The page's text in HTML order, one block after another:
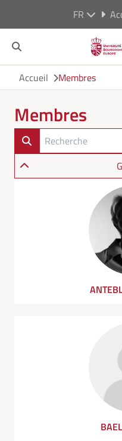
FR
Accueil Membres
Membres